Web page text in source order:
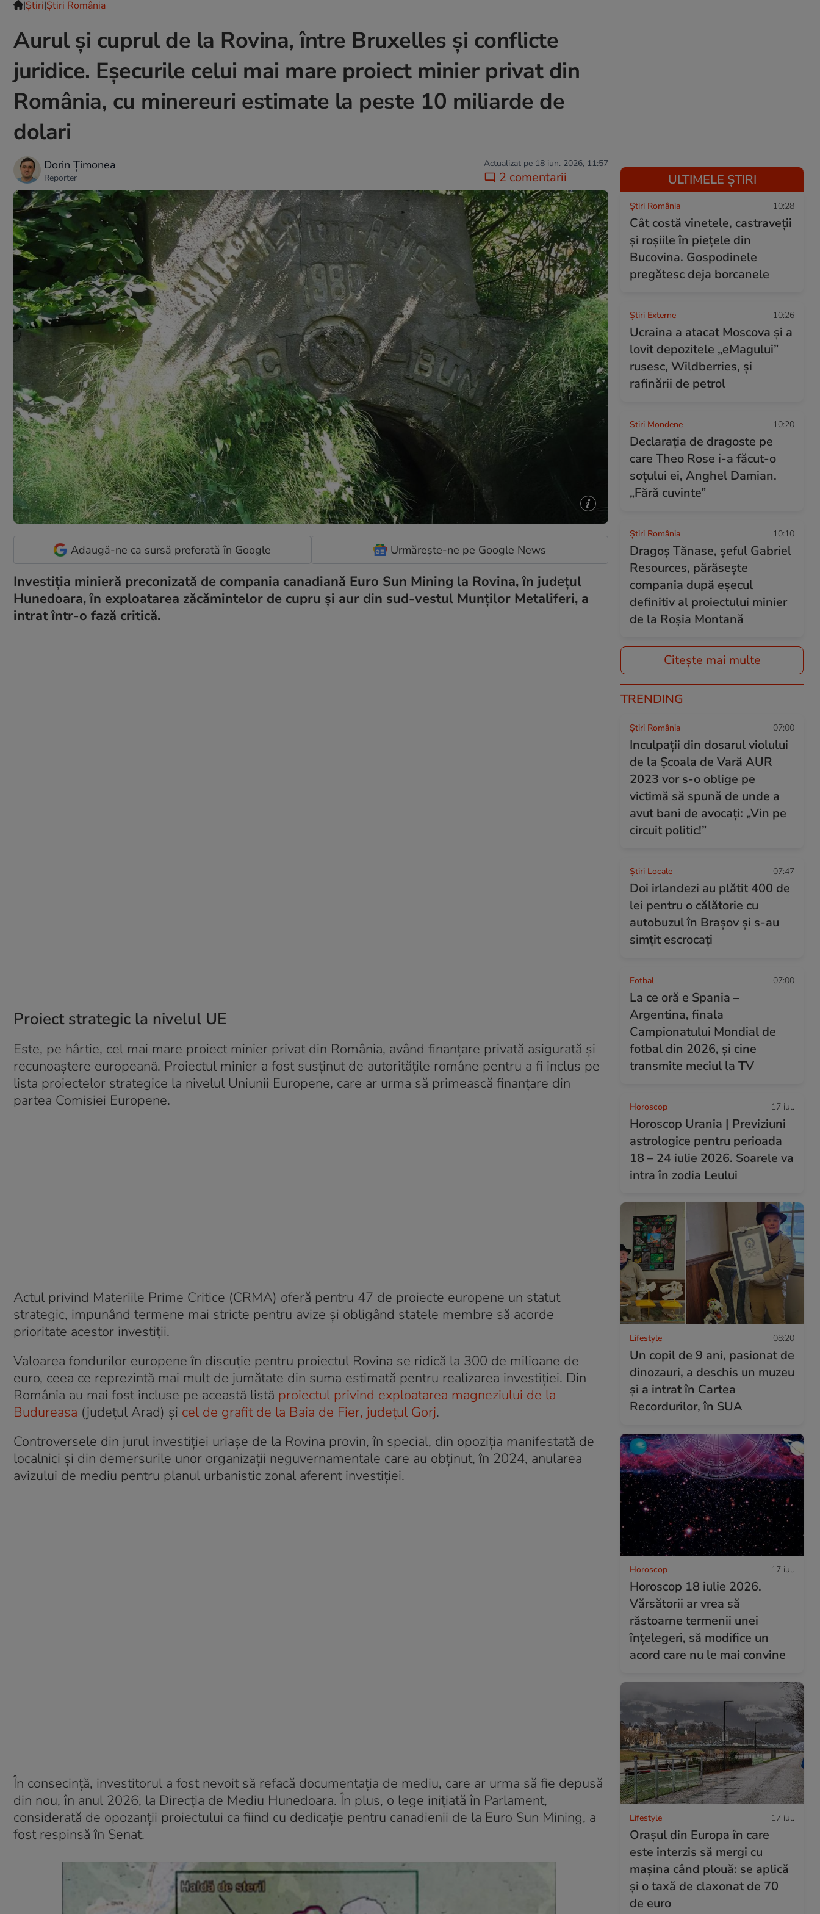
|Ştiri|Știri România
Aurul și cuprul de la Rovina, între Bruxelles și conflicte
juridice. Eșecurile celui mai mare proiect minier privat din
România, cu minereuri estimate la peste 10 miliarde de
dolari
Dorin Țimonea
Reporter
Actualizat pe 18 iun. 2026, 11:57
2 comentarii
Adaugă-ne ca sursă preferată în Google Urmărește-ne pe Google News
Investiția minieră preconizată de compania canadiană Euro Sun Mining la Rovina, în județul
Hunedoara, în exploatarea zăcămintelor de cupru și aur din sud-vestul Munților Metaliferi, a
intrat într-o fază critică.
Proiect strategic la nivelul UE
Este, pe hârtie, cel mai mare proiect minier privat din România, având finanțare privată asigurată și
recunoaștere europeană. Proiectul minier a fost susținut de autoritățile române pentru a fi inclus pe
lista proiectelor strategice la nivelul Uniunii Europene, care ar urma să primească finanțare din
partea Comisiei Europene.
Actul privind Materiile Prime Critice (CRMA) oferă pentru 47 de proiecte europene un statut
strategic, impunând termene mai stricte pentru avize și obligând statele membre să acorde
prioritate acestor investiții.
Valoarea fondurilor europene în discuție pentru proiectul Rovina se ridică la 300 de milioane de
euro, ceea ce reprezintă mai mult de jumătate din suma estimată pentru realizarea investiției. Din
România au mai fost incluse pe această listă proiectul privind exploatarea magneziului de la
Budureasa (județul Arad) și cel de grafit de la Baia de Fier, județul Gorj.
Controversele din jurul investiției uriașe de la Rovina provin, în special, din opoziția manifestată de
localnici și din demersurile unor organizații neguvernamentale care au obținut, în 2024, anularea
avizului de mediu pentru planul urbanistic zonal aferent investiției.
În consecință, investitorul a fost nevoit să refacă documentația de mediu, care ar urma să fie depusă
din nou, în anul 2026, la Direcția de Mediu Hunedoara. În plus, o lege inițiată în Parlament,
considerată de opozanții proiectului ca fiind cu dedicație pentru canadienii de la Euro Sun Mining, a
fost respinsă în Senat.
ULTIMELE ȘTIRI
Știri România 10:28
Cât costă vinetele, castraveții
și roșiile în piețele din
Bucovina. Gospodinele
pregătesc deja borcanele
Știri Externe 10:26
Ucraina a atacat Moscova și a
lovit depozitele „eMagului”
rusesc, Wildberries, și
rafinării de petrol
Stiri Mondene 10:20
Declarația de dragoste pe
care Theo Rose i-a făcut-o
soțului ei, Anghel Damian.
„Fără cuvinte”
Știri România 10:10
Dragoș Tănase, șeful Gabriel
Resources, părăsește
compania după eșecul
definitiv al proiectului minier
de la Roșia Montană
Citește mai multe
TRENDING
Știri România 07:00
Inculpații din dosarul violului
de la Școala de Vară AUR
2023 vor s-o oblige pe
victimă să spună de unde a
avut bani de avocați: „Vin pe
circuit politic!”
Știri Locale 07:47
Doi irlandezi au plătit 400 de
lei pentru o călătorie cu
autobuzul în Brașov și s-au
simțit escrocați
Fotbal 07:00
La ce oră e Spania –
Argentina, finala
Campionatului Mondial de
fotbal din 2026, și cine
transmite meciul la TV
Horoscop 17 iul.
Horoscop Urania | Previziuni
astrologice pentru perioada
18 – 24 iulie 2026. Soarele va
intra în zodia Leului
Lifestyle 08:20
Un copil de 9 ani, pasionat de
dinozauri, a deschis un muzeu
și a intrat în Cartea
Recordurilor, în SUA
Horoscop 17 iul.
Horoscop 18 iulie 2026.
Vărsătorii ar vrea să
răstoarne termenii unei
înțelegeri, să modifice un
acord care nu le mai convine
Lifestyle 17 iul.
Orașul din Europa în care
este interzis să mergi cu
mașina când plouă: se aplică
și o taxă de claxonat de 70
de euro